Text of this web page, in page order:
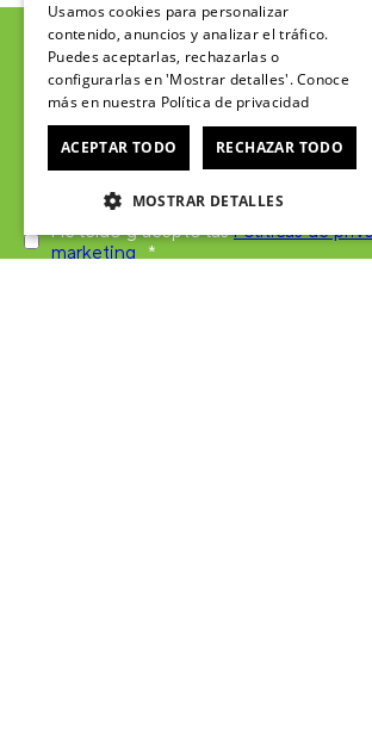
ÚNETE AL
Suscríbete para formar parte, recibir
contenido exclusivo para el
He leído y acepto lasPolíticas de
marketing *
Usamos cookies para personalizar
contenido, anuncios y analizar el tráfico.
Puedes aceptarlas, rechazarlas o
configurarlas en 'Mostrar detalles'. Conoce
más en nuestra Política de privacidad
ACEPTAR TODO RECHAZAR TODO
MOSTRAR DETALLES